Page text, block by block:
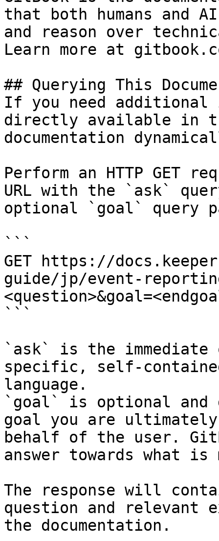
that both humans and
and reason over
Learn more at
## Querying This
If you need
directly available in
documentation
Perform an HTTP GET
URL with the `ask`
optional `goal` query
```
GET https://
guide/jp/event-
```
`ask` is the
specific, self-
language.
`goal` is optional and
goal you are
behalf of the user.
answer towards what
The response will
question and relevant
the documentation.